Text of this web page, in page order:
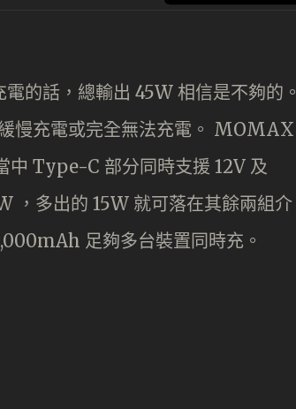
的話，總輸出 45W 相信是不夠的。
慢充電或完全無法充電。 MOMAX
Type-C 部分同時支援 12V 及
，多出的 15W 就可落在其餘兩組介
足夠多台裝置同時充。